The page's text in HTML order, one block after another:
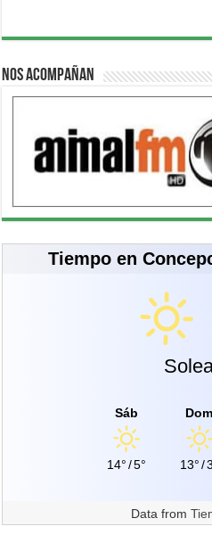
Nos acompañan
Tiempo en
Sáb
14°/5°
Dom
13°/
Data from